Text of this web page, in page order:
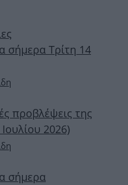
σήμερα Τρίτη 14
προβλέψεις της
2026)
σήμερα